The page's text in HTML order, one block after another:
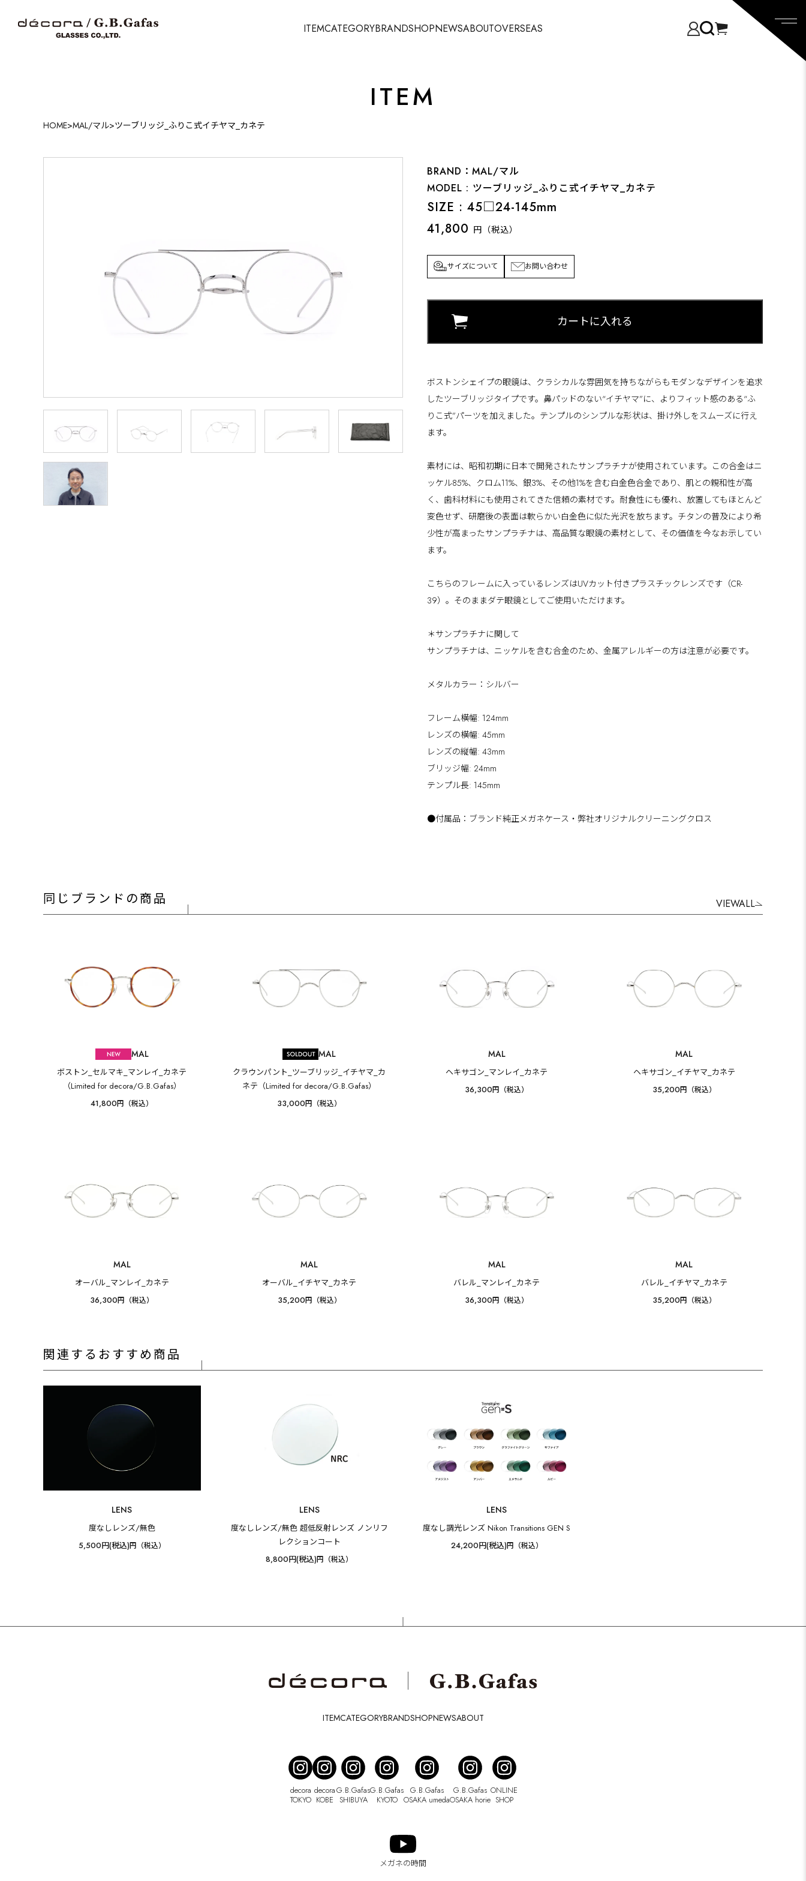
ITEMCATEGORYBRANDSHOPNEWSABOUTOVERSEAS
ITEM
HOME>MAL/マル>ツーブリッジ_ふりこ式イチヤマ_カネテ
BRAND：MAL/マル
MODEL : ツーブリッジ_ふりこ式イチヤマ_カネテ
SIZE : 45□24-145mm
41,800 円（税込）
サイズについて お問い合わせ
ボストンシェイプの眼鏡は、クラシカルな雰囲気を持ちながらもモダンなデザインを追求
したツーブリッジタイプです。鼻パッドのない“イチヤマ”に、よりフィット感のある“ふ
りこ式”パーツを加えました。テンプルのシンプルな形状は、掛け外しをスムーズに行え
ます。
素材には、昭和初期に日本で開発されたサンプラチナが使用されています。この合金はニ
ッケル85%、クロム11%、銀3%、その他1%を含む白金色合金であり、肌との親和性が高
く、歯科材料にも使用されてきた信頼の素材です。耐食性にも優れ、放置してもほとんど
変色せず、研磨後の表面は軟らかい白金色に似た光沢を放ちます。チタンの普及により希
少性が高まったサンプラチナは、高品質な眼鏡の素材として、その価値を今なお示してい
ます。
こちらのフレームに入っているレンズはUVカット付きプラスチックレンズです（CR-
39）。そのままダテ眼鏡としてご使用いただけます。
＊サンプラチナに関して
サンプラチナは、ニッケルを含む合金のため、金属アレルギーの方は注意が必要です。
メタルカラー：シルバー
フレーム横幅: 124mm
レンズの横幅: 45mm
レンズの縦幅: 43mm
ブリッジ幅: 24mm
テンプル長: 145mm
●付属品：ブランド純正メガネケース・弊社オリジナルクリーニングクロス
同じブランドの商品 VIEWALL
MAL
ボストン_セルマキ_マンレイ_カネテ
（Limited for decora/G.B.Gafas）
41,800円（税込）
MAL
クラウンパント_ツーブリッジ_イチヤマ_カ
ネテ（Limited for decora/G.B.Gafas）
33,000円（税込）
MAL
ヘキサゴン_マンレイ_カネテ
36,300円（税込）
MAL
ヘキサゴン_イチヤマ_カネテ
35,200円（税込）
MAL
オーバル_マンレイ_カネテ
36,300円（税込）
MAL
オーバル_イチヤマ_カネテ
35,200円（税込）
MAL
バレル_マンレイ_カネテ
36,300円（税込）
MAL
バレル_イチヤマ_カネテ
35,200円（税込）
関連するおすすめ商品
LENS
度なしレンズ/無色
5,500円(税込)円（税込）
LENS
度なしレンズ/無色 超低反射レンズ ノンリフ
レクションコート
8,800円(税込)円（税込）
LENS
度なし調光レンズ Nikon Transitions GEN S
24,200円(税込)円（税込）
ITEMCATEGORYBRANDSHOPNEWSABOUT
decora
TOKYO
decora
KOBE
G.B.Gafas
SHIBUYA
G.B.Gafas
KYOTO
G.B.Gafas
OSAKA umeda
G.B.Gafas
OSAKA horie
ONLINE
SHOP
メガネの時間